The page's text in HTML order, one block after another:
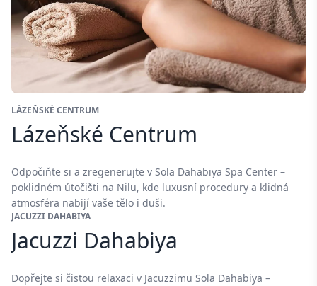
LÁZEŇSKÉ CENTRUM
Lázeňské Centrum
Odpočiňte si a zregenerujte v Sola Dahabiya Spa Center –
poklidném útočišti na Nilu, kde luxusní procedury a klidná
atmosféra nabijí vaše tělo i duši.
JACUZZI DAHABIYA
Jacuzzi Dahabiya
Dopřejte si čistou relaxaci v Jacuzzimu Sola Dahabiya –